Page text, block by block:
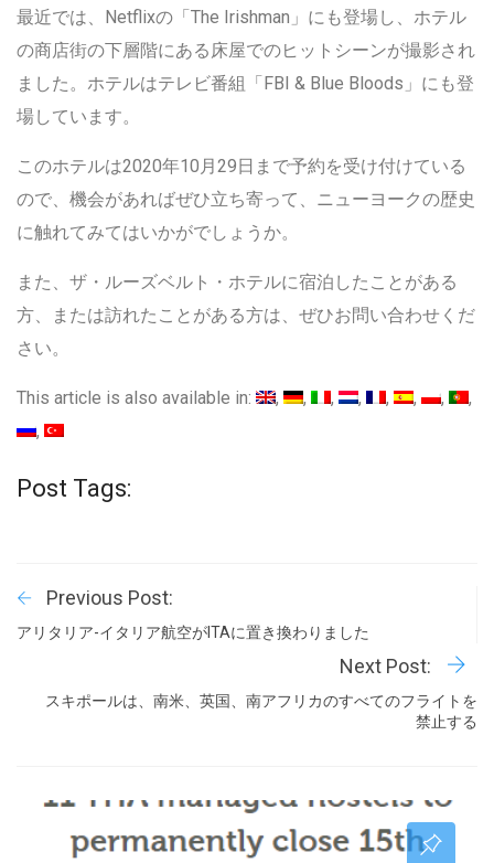
最近では、Netflixの「The Irishman」にも登場し、ホテル
の商店街の下層階にある床屋でのヒットシーンが撮影され
ました。ホテルはテレビ番組「FBI & Blue Bloods」にも登
場しています。
このホテルは2020年10月29日まで予約を受け付けている
ので、機会があればぜひ立ち寄って、ニューヨークの歴史
に触れてみてはいかがでしょうか。
また、ザ・ルーズベルト・ホテルに宿泊したことがある
方、または訪れたことがある方は、ぜひお問い合わせくだ
さい。
This article is also available in:
Post Tags:
Previous Post:
アリタリア-イタリア航空がITAに置き換わりました
Next Post:
スキポールは、南米、英国、南アフリカのすべてのフライトを
禁止する